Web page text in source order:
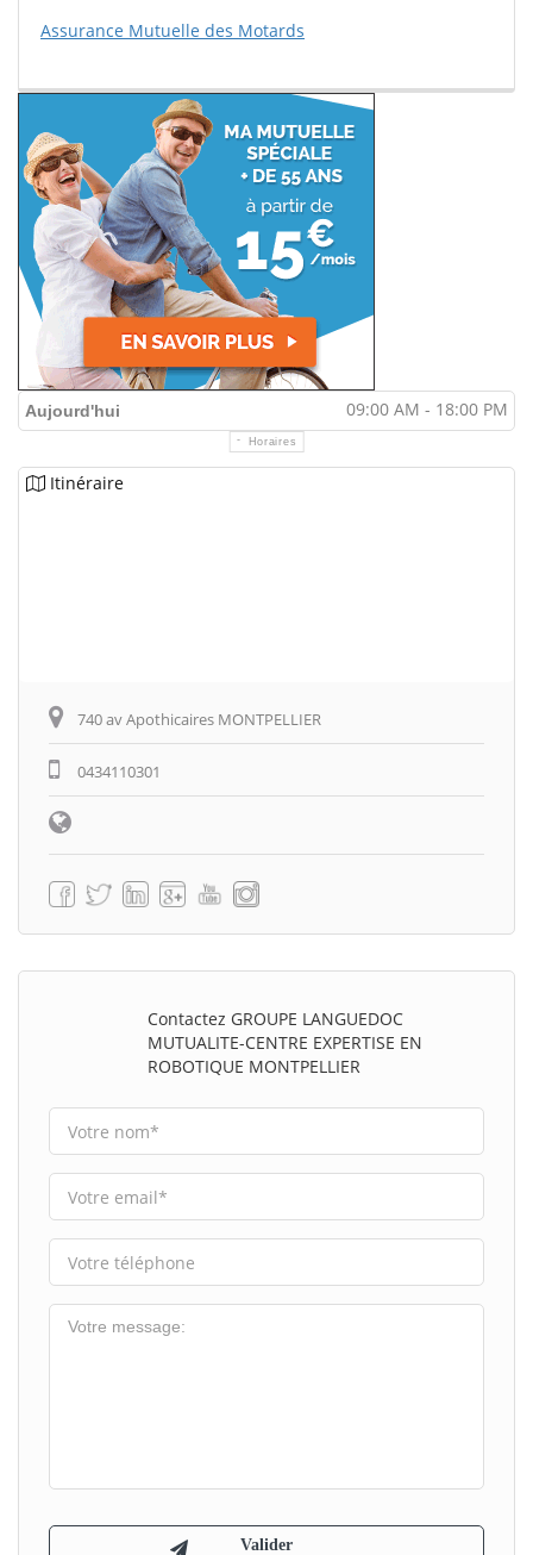
Assurance Mutuelle des Motards
Aujourd'hui 09:00 AM - 18:00 PM
Horaires
Itinéraire
740 av Apothicaires MONTPELLIER
0434110301
Contactez GROUPE LANGUEDOC
MUTUALITE-CENTRE EXPERTISE EN
ROBOTIQUE MONTPELLIER